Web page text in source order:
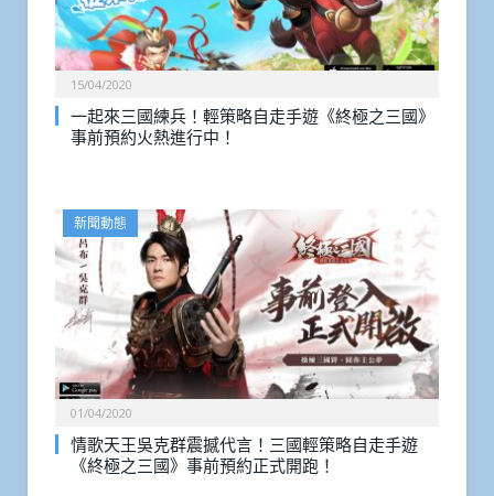
15/04/2020
一起來三國練兵！輕策略自走手遊《終極之三國》
事前預約火熱進行中！
新聞動態
01/04/2020
情歌天王吳克群震撼代言！三國輕策略自走手遊
《終極之三國》事前預約正式開跑！